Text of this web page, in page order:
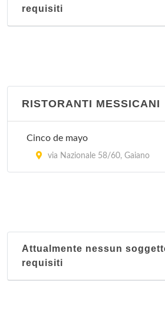
requisiti
RISTORANTI MESSICANI
Cinco de mayo
via Nazionale 58/60, Gaiano
Attualmente nessun
requisiti